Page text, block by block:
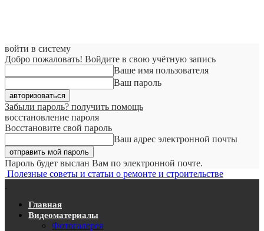
войти в систему
Добро пожаловать! Войдите в свою учётную запись
Ваше имя пользователя
Ваш пароль
Забыли пароль? получить помощь
восстановление пароля
Восстановите свой пароль
Ваш адрес электронной почты
Пароль будет выслан Вам по электронной почте.
Полезные советы и статьи о ремонте и строительстве
Главная
Видеоматериалы
Фотогалерея